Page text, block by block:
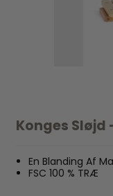
Konges
En Blanding Af
FSC 100 % TRÆ